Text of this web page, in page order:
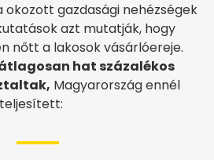
okozott gazdasági nehézségek
azt mutatják, hogy
nőtt a lakosok vásárlóereje.
hat százalékos
Magyarország ennél